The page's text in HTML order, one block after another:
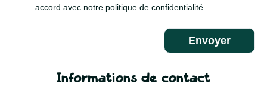
accord avec notre politique de confidentialité.
Informations de contact